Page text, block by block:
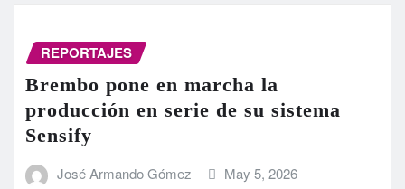
REPORTAJES
Brembo pone en marcha la
producción en serie de su sistema
Sensify
José Armando Gómez May 5, 2026